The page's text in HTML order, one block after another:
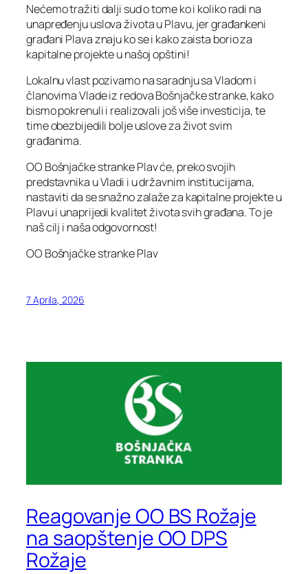
Nećemo tražiti dalji sud o tome ko i koliko radi na
unapređenju uslova života u Plavu, jer građankeni
građani Plava znaju ko se i kako zaista borio za
kapitalne projekte u našoj opštini!
Lokalnu vlast pozivamo na saradnju sa Vladom i
članovima Vlade iz redova Bošnjačke stranke, kako
bismo pokrenuli i realizovali još više investicija, te
time obezbijedili bolje uslove za život svim
građanima.
OO Bošnjačke stranke Plav će, preko svojih
predstavnika u Vladi i u državnim institucijama,
nastaviti da se snažno zalaže za kapitalne projekte u
Plavu i unaprijedi kvalitet života svih građana. To je
naš cilj i naša odgovornost!
OO Bošnjačke stranke Plav
7 Aprila, 2026
Reagovanje OO BS Rožaje
na saopštenje OO DPS
Rožaje